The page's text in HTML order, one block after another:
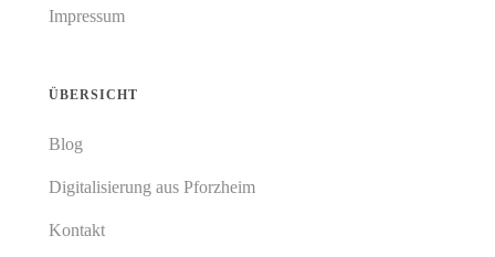
Impressum
ÜBERSICHT
Blog
Digitalisierung aus Pforzheim
Kontakt